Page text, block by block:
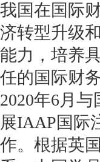
我国在国际
济转型升级
能力，培养
任的国际财
2020年6月
展IAAP国际
作。根据英